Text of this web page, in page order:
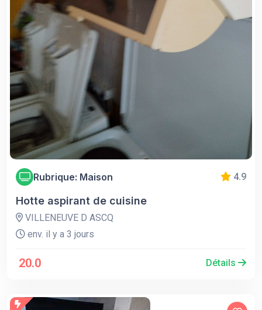
Rubrique: Maison 4.9
Hotte aspirant de cuisine
VILLENEUVE D ASCQ
env. il y a 3 jours
20.0 Détails